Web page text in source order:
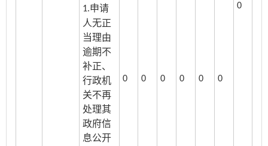
1.申请
人无正
当理由
逾期不
补正、
行政机
关不再
处理其
政府信
息公开
0 0 0 0 0 0
0